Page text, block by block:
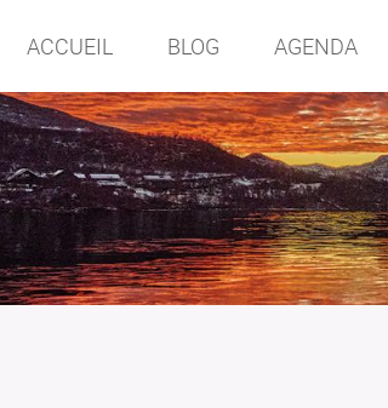
ACCUEIL BLOG AGENDA